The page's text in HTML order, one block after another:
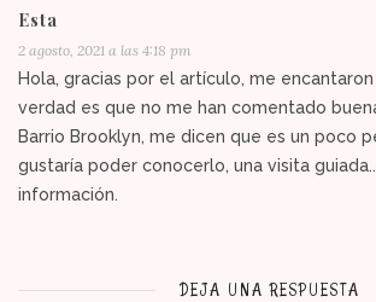
Esta
2 agosto, 2021 a las 4:18 pm
Hola, gracias por el artículo, me
verdad es que no me han comentado
Barrio Brooklyn, me dicen que es un poco
gustaría poder conocerlo, una visita
información.
DEJA UNA RESPUESTA